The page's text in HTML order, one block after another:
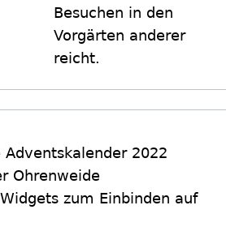
Besuchen in den
Vorgärten anderer
reicht.
Adventskalender 2022
Ohrenweide
zum Einbinden auf